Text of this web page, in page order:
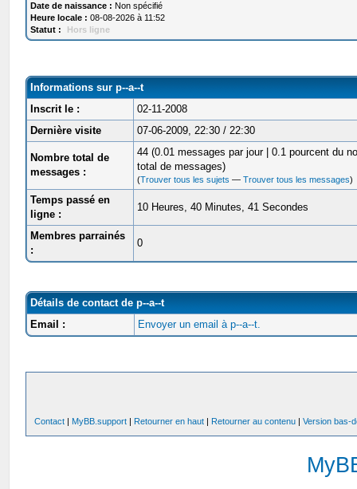
Date de naissance : Non spécifié
Heure locale : 08-08-2026 à 11:52
Statut :
Hors ligne
Informations sur p--a--t
Inscrit le :
02-11-2008
Dernière visite
07-06-2009, 22:30 / 22:30
Nombre total de
messages :
44 (0.01 messages par jour | 0.1 pourcent du
total de messages)
(Trouver tous les sujets —Trouver tous les messages)
Temps passé en
ligne :
10 Heures, 40 Minutes, 41 Secondes
Membres parrainés
:
0
Détails de contact de p--a--t
Email :
Envoyer un email à p--a--t.
Contact | MyBB.support | Retourner en haut | Retourner au contenu |Version bas-